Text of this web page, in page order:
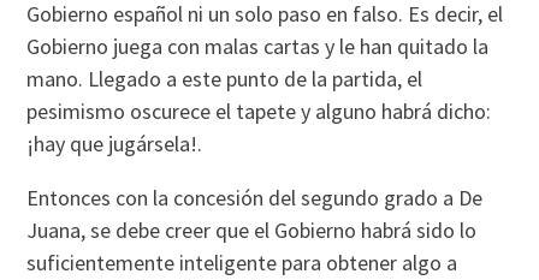
Gobierno español ni un solo paso en falso. Es decir, el
Gobierno juega con malas cartas y le han quitado la
mano. Llegado a este punto de la partida, el
pesimismo oscurece el tapete y alguno habrá dicho:
¡hay que jugársela!.
Entonces con la concesión del segundo grado a De
Juana, se debe creer que el Gobierno habrá sido lo
suficientemente inteligente para obtener algo a